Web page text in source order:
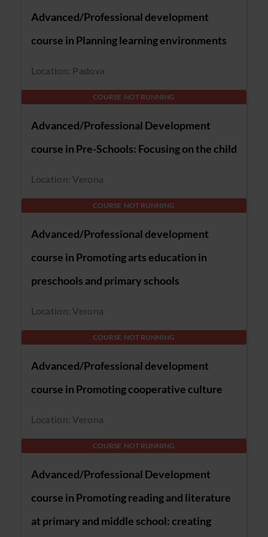
Advanced/Professional development
course in Planning learning environments
Location: Padova
COURSE NOT RUNNING
Advanced/Professional Development
course in Pre-Schools: Focusing on the child
Location: Verona
COURSE NOT RUNNING
Advanced/Professional development
course in Promoting arts education in
preschools and primary schools
Location: Verona
COURSE NOT RUNNING
Advanced/Professional development
course in Promoting cooperative culture
Location: Verona
COURSE NOT RUNNING
Advanced/Professional Development
course in Promoting reading and literature
at primary and middle school: creating